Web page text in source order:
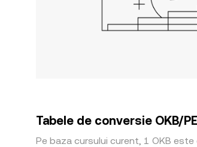
Tabele de conversie OKB/
Pe baza cursului curent, 1 OKB